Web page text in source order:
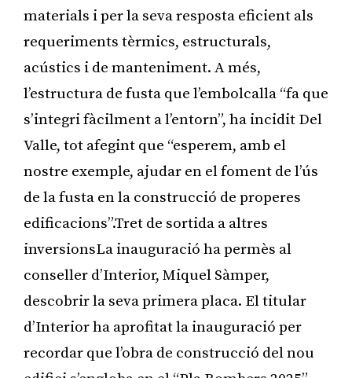
materials i per la seva resposta eficient als
requeriments tèrmics, estructurals,
acústics i de manteniment. A més,
l’estructura de fusta que l’embolcalla “fa que
s’integri fàcilment a l’entorn”, ha incidit Del
Valle, tot afegint que “esperem, amb el
nostre exemple, ajudar en el foment de l’ús
de la fusta en la construcció de properes
edificacions”.Tret de sortida a altres
inversionsLa inauguració ha permès al
conseller d’Interior, Miquel Sàmper,
descobrir la seva primera placa. El titular
d’Interior ha aprofitat la inauguració per
recordar que l’obra de construcció del nou